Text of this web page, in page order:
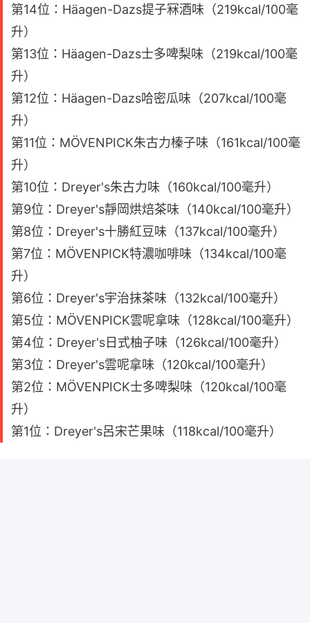
第14位：Häagen-Dazs提子冧酒味（219kcal/100毫
升）
第13位：Häagen-Dazs士多啤梨味（219kcal/100毫
升）
第12位：Häagen-Dazs哈密瓜味（207kcal/100毫
升）
第11位：MÖVENPICK朱古力榛子味（161kcal/100毫
升）
第10位：Dreyer's朱古力味（160kcal/100毫升）
第9位：Dreyer's靜岡烘焙茶味（140kcal/100毫升）
第8位：Dreyer's十勝紅豆味（137kcal/100毫升）
第7位：MÖVENPICK特濃咖啡味（134kcal/100毫
升）
第6位：Dreyer's宇治抹茶味（132kcal/100毫升）
第5位：MÖVENPICK雲呢拿味（128kcal/100毫升）
第4位：Dreyer's日式柚子味（126kcal/100毫升）
第3位：Dreyer's雲呢拿味（120kcal/100毫升）
第2位：MÖVENPICK士多啤梨味（120kcal/100毫
升）
第1位：Dreyer's呂宋芒果味（118kcal/100毫升）